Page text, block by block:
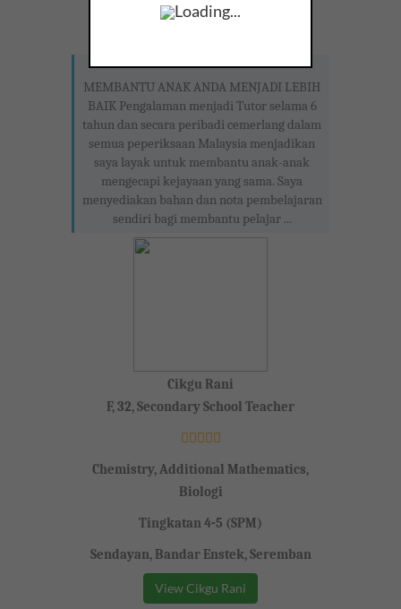
Loading...
View Cik Nadzirah
MEMBANTU ANAK ANDA MENJADI LEBIH
BAIK Pengalaman menjadi Tutor selama 6
tahun dan secara peribadi cemerlang dalam
semua peperiksaan Malaysia menjadikan
saya layak untuk membantu anak-anak
mengecapi kejayaan yang sama. Saya
menyediakan bahan dan nota pembelajaran
sendiri bagi membantu pelajar ...
Cikgu Rani
F, 32, Secondary School Teacher
Chemistry, Additional Mathematics,
Biologi
Tingkatan 4-5 (SPM)
Sendayan, Bandar Enstek, Seremban
View Cikgu Rani